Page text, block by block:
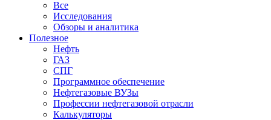
Все
Исследования
Обзоры и аналитика
Полезное
Нефть
ГАЗ
СПГ
Программное обеспечение
Нефтегазовые ВУЗы
Профессии нефтегазовой отрасли
Калькуляторы